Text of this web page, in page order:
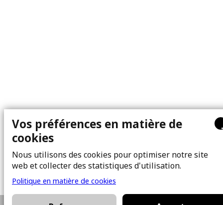
Vos préférences en matière de
cookies
Nous utilisons des cookies pour optimiser notre site
web et collecter des statistiques d'utilisation.
Politique en matière de cookies